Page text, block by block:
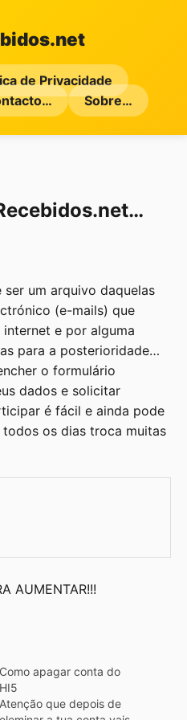
de Privacidade
Sobre…
ser um arquivo daquelas
(e-mails) que
e por alguma
para a posterioridade…
o formulário
dados e solicitar
é fácil e ainda pode
os dias troca muitas
AUMENTAR!!!
Como apagar conta do
HI5
Atenção que depois de